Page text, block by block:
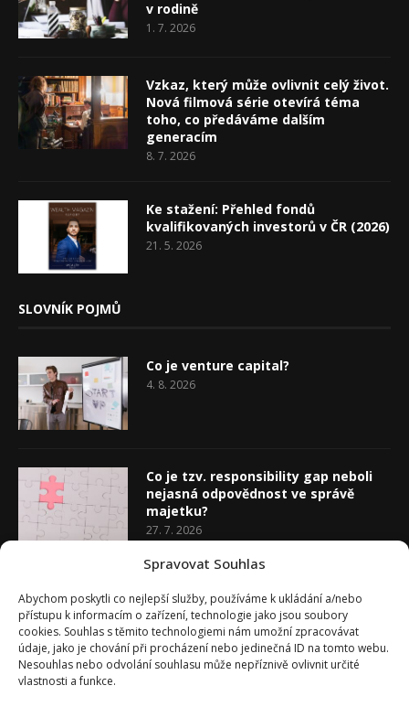
Spravovat Souhlas
Abychom poskytli co nejlepší služby, používáme k ukládání a/nebo
přístupu k informacím o zařízení, technologie jako jsou soubory
cookies. Souhlas s těmito technologiemi nám umožní zpracovávat
údaje, jako je chování při procházení nebo jedinečná ID na tomto webu.
Nesouhlas nebo odvolání souhlasu může nepříznivě ovlivnit určité
vlastnosti a funkce.
v rodině
1. 7. 2026
Vzkaz, který může ovlivnit celý život.
Nová filmová série otevírá téma
toho, co předáváme dalším
generacím
8. 7. 2026
Ke stažení: Přehled fondů
kvalifikovaných investorů v ČR (2026)
21. 5. 2026
SLOVNÍK POJMŮ
Co je venture capital?
4. 8. 2026
Co je tzv. responsibility gap neboli
nejasná odpovědnost ve správě
majetku?
27. 7. 2026
20. 7. 2026